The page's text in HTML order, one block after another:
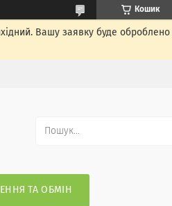
Кошик
Вашу заявку буде
ТА ОБМІН